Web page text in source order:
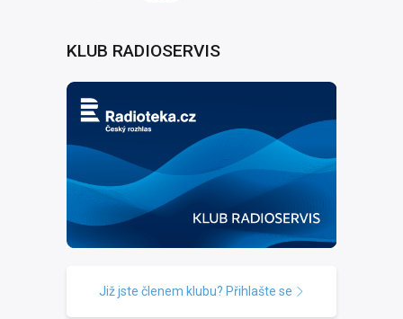
KLUB RADIOSERVIS
Již jste členem klubu? Přihlašte se